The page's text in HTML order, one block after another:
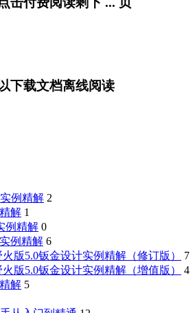
下载文档离线阅读
例精解 2
解 1
例精解 0
例精解 6
版5.0钣金设计实例精解（修订版）
7
版5.0钣金设计实例精解（增值版）
4
解 5